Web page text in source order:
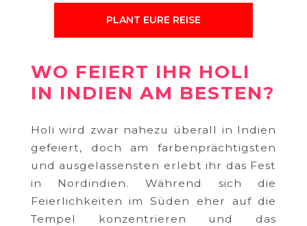
PLANT EURE REISE
WO FEIERT IHR HOLI
IN INDIEN AM BESTEN?
Holi wird zwar nahezu überall in Indien
gefeiert, doch am farbenprächtigsten
und ausgelassensten erlebt ihr das Fest
in Nordindien. Während sich die
Feierlichkeiten im Süden eher auf die
Tempel konzentrieren und das